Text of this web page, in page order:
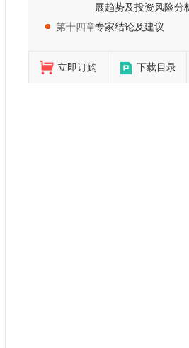
展趋势及投资风险分
第十四章：专家结论及建议
立即订购 下载目录